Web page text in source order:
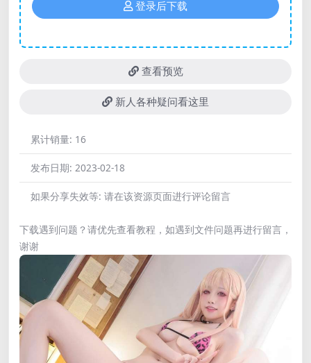
登录后下载
查看预览
新人各种疑问看这里
累计销量: 16
发布日期: 2023-02-18
如果分享失效等: 请在该资源页面进行评论留言
下载遇到问题？请优先查看教程，如遇到文件问题再进行留言，
谢谢